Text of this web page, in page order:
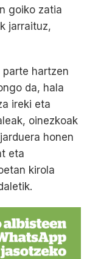
goiko zatia
jarraituz,
hartzen
da, hala
ireki eta
oinezkoak
honen
eta
kirola